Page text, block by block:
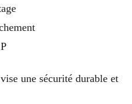
une sécurité durable et